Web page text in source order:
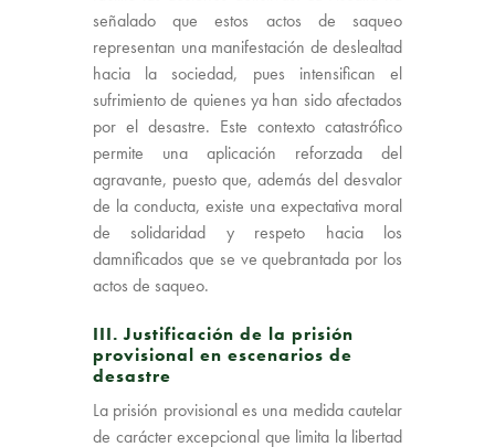
señalado que estos actos de saqueo
representan una manifestación de deslealtad
hacia la sociedad, pues intensifican el
sufrimiento de quienes ya han sido afectados
por el desastre. Este contexto catastrófico
permite una aplicación reforzada del
agravante, puesto que, además del desvalor
de la conducta, existe una expectativa moral
de solidaridad y respeto hacia los
damnificados que se ve quebrantada por los
actos de saqueo.
III. Justificación de la prisión
provisional en escenarios de
desastre
La prisión provisional es una medida cautelar
de carácter excepcional que limita la libertad